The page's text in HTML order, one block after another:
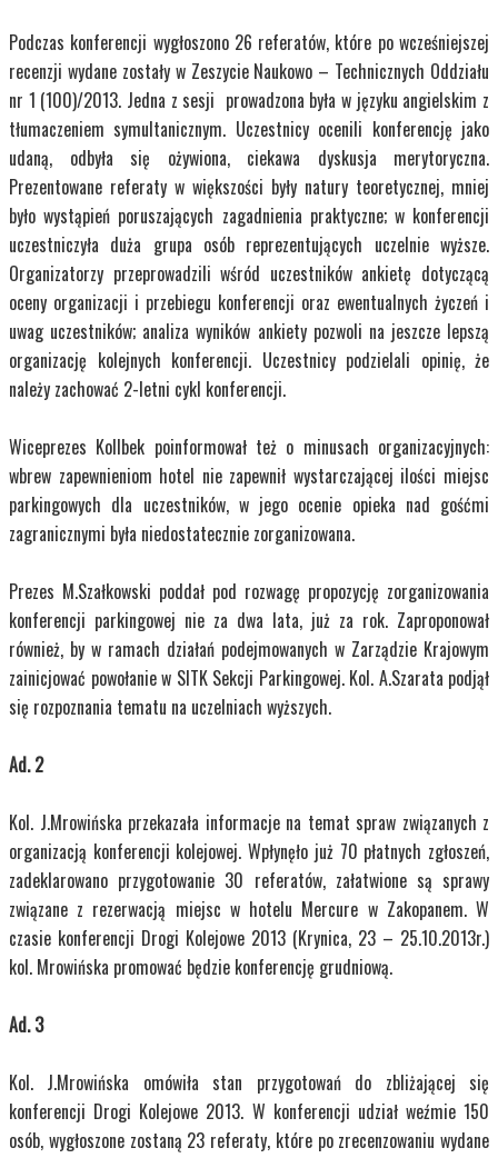
Podczas konferencji wygłoszono 26 referatów, które po wcześniejszej
recenzji wydane zostały w Zeszycie Naukowo – Technicznych Oddziału
nr 1 (100)/2013. Jedna z sesji prowadzona była w języku angielskim z
tłumaczeniem symultanicznym. Uczestnicy ocenili konferencję jako
udaną, odbyła się ożywiona, ciekawa dyskusja merytoryczna.
Prezentowane referaty w większości były natury teoretycznej, mniej
było wystąpień poruszających zagadnienia praktyczne; w konferencji
uczestniczyła duża grupa osób reprezentujących uczelnie wyższe.
Organizatorzy przeprowadzili wśród uczestników ankietę dotyczącą
oceny organizacji i przebiegu konferencji oraz ewentualnych życzeń i
uwag uczestników; analiza wyników ankiety pozwoli na jeszcze lepszą
organizację kolejnych konferencji. Uczestnicy podzielali opinię, że
należy zachować 2-letni cykl konferencji.
Wiceprezes Kollbek poinformował też o minusach organizacyjnych:
wbrew zapewnieniom hotel nie zapewnił wystarczającej ilości miejsc
parkingowych dla uczestników, w jego ocenie opieka nad gośćmi
zagranicznymi była niedostatecznie zorganizowana.
Prezes M.Szałkowski poddał pod rozwagę propozycję zorganizowania
konferencji parkingowej nie za dwa lata, już za rok. Zaproponował
również, by w ramach działań podejmowanych w Zarządzie Krajowym
zainicjować powołanie w SITK Sekcji Parkingowej. Kol. A.Szarata podjął
się rozpoznania tematu na uczelniach wyższych.
Ad. 2
Kol. J.Mrowińska przekazała informacje na temat spraw związanych z
organizacją konferencji kolejowej. Wpłynęło już 70 płatnych zgłoszeń,
zadeklarowano przygotowanie 30 referatów, załatwione są sprawy
związane z rezerwacją miejsc w hotelu Mercure w Zakopanem. W
czasie konferencji Drogi Kolejowe 2013 (Krynica, 23 – 25.10.2013r.)
kol. Mrowińska promować będzie konferencję grudniową.
Ad. 3
Kol. J.Mrowińska omówiła stan przygotowań do zbliżającej się
konferencji Drogi Kolejowe 2013. W konferencji udział weźmie 150
osób, wygłoszone zostaną 23 referaty, które po zrecenzowaniu wydane